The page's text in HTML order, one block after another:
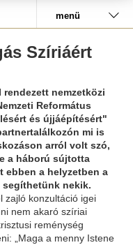
menü
Szíriáért
nemzetközi
Református
és újjáépítésért"
mi is
arról volt szó,
a háború sújtotta
ebben a helyzetben a
segíthetünk nekik.
zajló konzultáció igei
nem akaró szíriai
reménység
„Maga a menny Istene